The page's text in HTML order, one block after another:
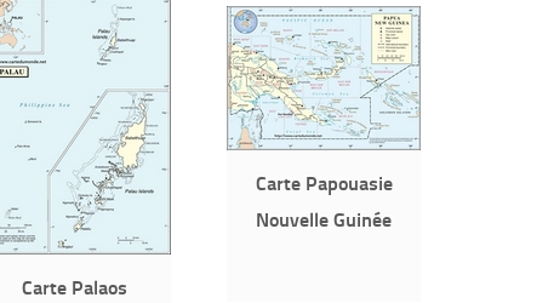
Carte Palaos
Carte Papouasie
Nouvelle Guinée